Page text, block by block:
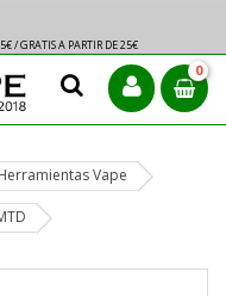
/ GRATIS A PARTIR DE 25€
0
Vape